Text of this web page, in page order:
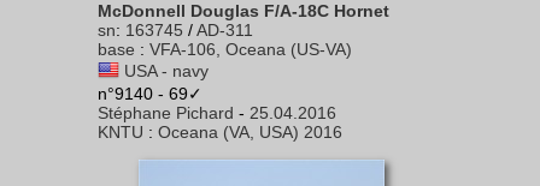
McDonnell Douglas F/A-18C Hornet
sn: 163745 /AD-311
base : VFA-106, Oceana (US-VA)
USA - navy
n°9140 - 69✓
Stéphane Pichard - 25.04.2016
KNTU : Oceana (VA, USA) 2016